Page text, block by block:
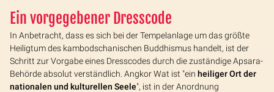
Ein vorgegebener Dresscode
In Anbetracht, dass es sich bei der Tempelanlage um das größte
Heiligtum des kambodschanischen Buddhismus handelt, ist der
Schritt zur Vorgabe eines Dresscodes durch die zuständige Apsara-
Behörde absolut verständlich. Angkor Wat ist "ein heiliger Ort der
nationalen und kulturellen Seele", ist in der Anordnung